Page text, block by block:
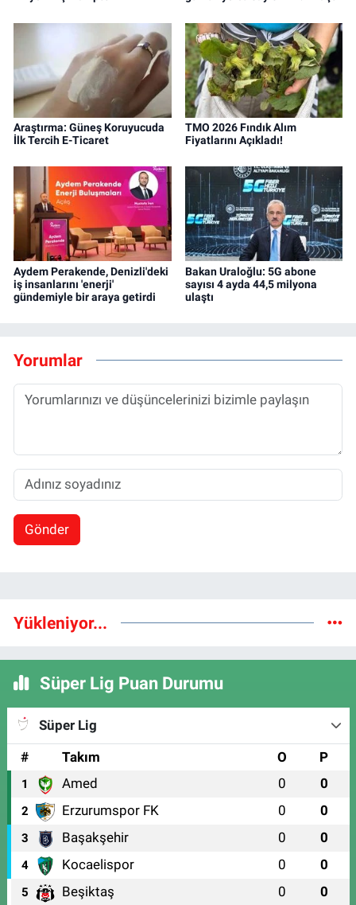
Araştırma: Güneş Koruyucuda
İlk Tercih E-Ticaret
TMO 2026 Fındık Alım
Fiyatlarını Açıkladı!
Aydem Perakende, Denizli'deki
iş insanlarını 'enerji'
gündemiyle bir araya getirdi
Bakan Uraloğlu: 5G abone
sayısı 4 ayda 44,5 milyona
ulaştı
Yorumlar
Gönder
Yükleniyor...
Süper Lig Puan Durumu
Süper Lig
#
Takım O P
1 Amed 0 0
2 Erzurumspor FK 0 0
3 Başakşehir 0 0
4 Kocaelispor 0 0
5 Beşiktaş 0 0